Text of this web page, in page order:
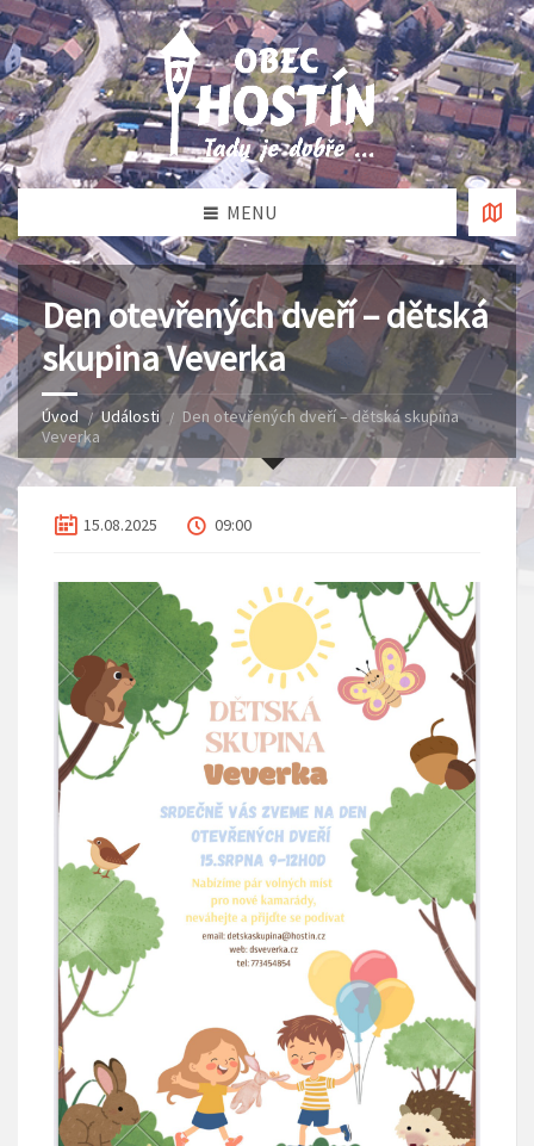
MENU
Den otevřených dveří – dětská
skupina Veverka
Úvod Události
Den otevřených dveří – dětská skupina
Veverka
15.08.2025 09:00